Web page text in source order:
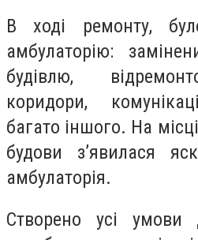
В ході ремонту,
амбулаторію:
будівлю,
коридори,
багато іншого. На
будови з’явилася
амбулаторія.
Створено усі умови